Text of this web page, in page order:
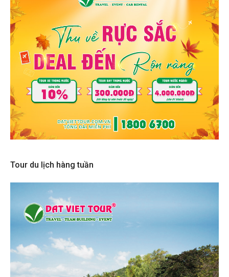
Tour du lịch hàng tuần